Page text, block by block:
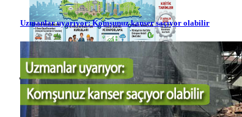
Haberi Oku
Uzmanlar uyarıyor: Komşunuz kanser saçıyor olabilir